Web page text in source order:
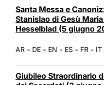
Santa Messa e
Stanislao di Gesù
Hesselblad (5 giugno
AR - DE - EN - ES - FR - IT
Giubileo Straordinario